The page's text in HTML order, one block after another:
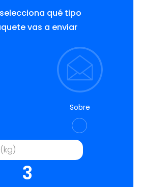
qué tipo
vas a enviar
Sobre
3